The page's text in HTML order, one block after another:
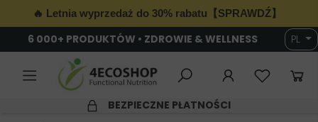
🔥 Letnia wyprzedaż do 30% rabatu【SPRAWDŹ】
6 000+ PRODUKTÓW • ZDROWIE & WELLNESS PL
BEZPIECZNE PŁATNOŚCI